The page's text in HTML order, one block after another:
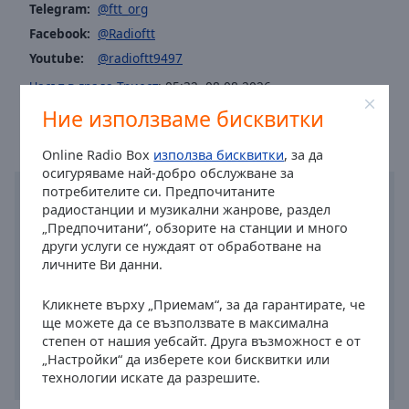
Ние използваме бисквитки
Online Radio Box използва бисквитки, за да
осигуряваме най-добро обслужване за
потребителите си. Предпочитаните
радиостанции и музикални жанрове, раздел
„Предпочитани“, обзорите на станции и много
други услуги се нуждаят от обработване на
личните Ви данни.
Кликнете върху „Приемам“, за да гарантирате, че
ще можете да се възползвате в максимална
степен от нашия уебсайт. Друга възможност е от
„Настройки“ да изберете кои бисквитки или
технологии искате да разрешите.
Background
Color
Opacity
Telegram: @ftt_org
Facebook: @Radioftt
Youtube:
@radioftt9497
Часът в града Триест:05:32,08.08.2026